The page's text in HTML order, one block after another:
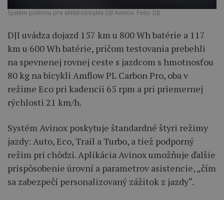
Systém pohonu pre elektrobicykle DJI Avinox. Foto: DJI
DJI uvádza dojazd 157 km u 800 Wh batérie a 117
km u 600 Wh batérie, pričom testovania prebehli
na spevnenej rovnej ceste s jazdcom s hmotnosťou
80 kg na bicykli Amflow PL Carbon Pro, oba v
režime Eco pri kadencii 65 rpm a pri priemernej
rýchlosti 21 km/h.
Systém Avinox poskytuje štandardné štyri režimy
jazdy: Auto, Eco, Trail a Turbo, a tiež podporný
režim pri chôdzi. Aplikácia Avinox umožňuje ďalšie
prispôsobenie úrovní a parametrov asistencie, „čím
sa zabezpečí personalizovaný zážitok z jazdy“.